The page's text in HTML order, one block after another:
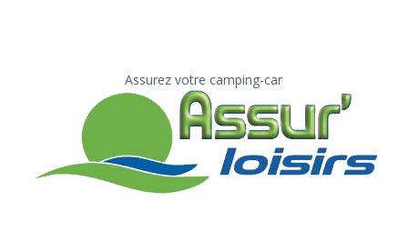
Assurez votre camping-car